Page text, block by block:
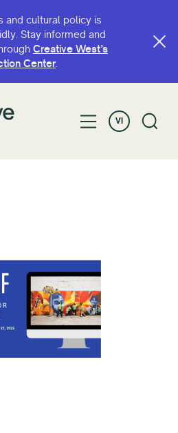
and cultural policy is
Stay informed and
Creative West’s
Center.
VI